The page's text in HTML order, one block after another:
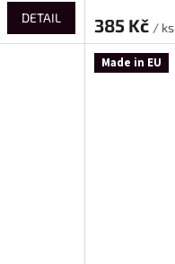
DETAIL 385 Kč / ks
Made in EU